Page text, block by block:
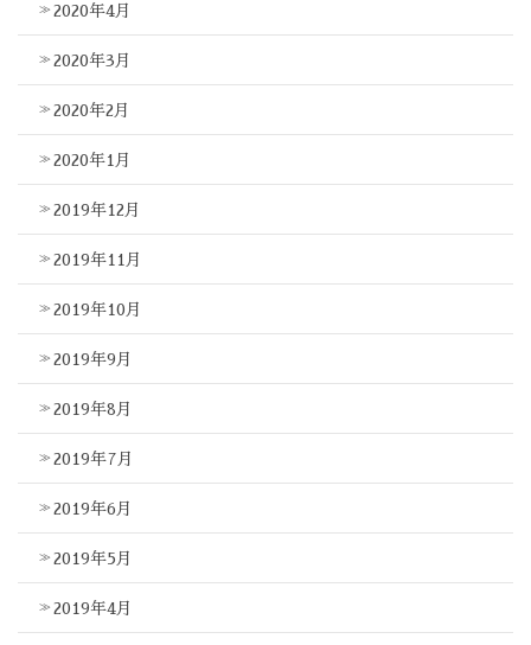
2020年4月
2020年3月
2020年2月
2020年1月
2019年12月
2019年11月
2019年10月
2019年9月
2019年8月
2019年7月
2019年6月
2019年5月
2019年4月